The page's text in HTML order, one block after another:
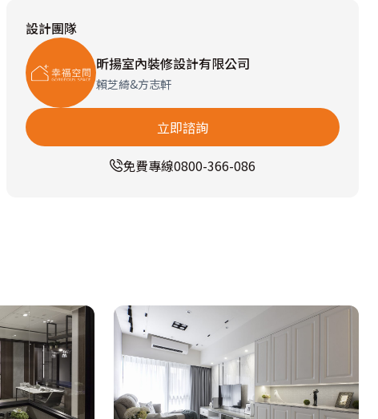
設計團隊
昕揚室內裝修設計有限公司
賴芝綺&方志軒
立即諮詢
免費專線0800-366-086